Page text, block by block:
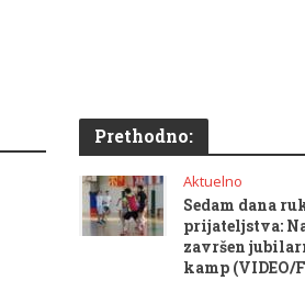
Prethodno:
Aktuelno
Sedam dana
prijateljstva:
završen
kamp (VIDEO/